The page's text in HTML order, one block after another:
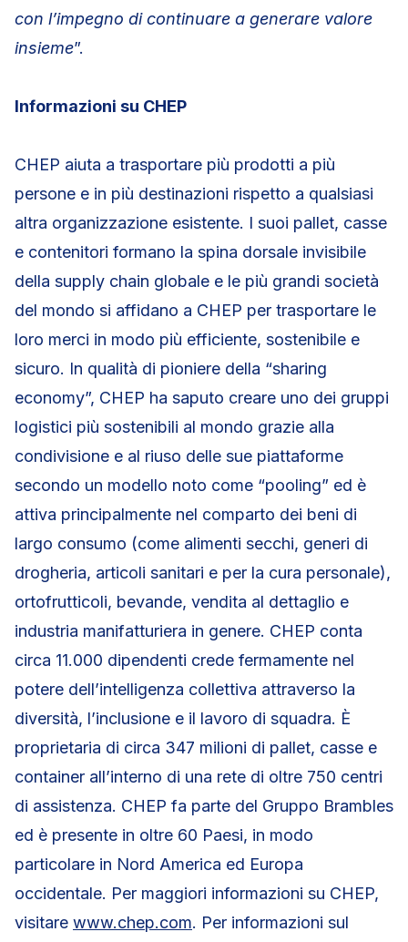
con l’impegno di continuare a generare valore
insieme”.
Informazioni su CHEP
CHEP aiuta a trasportare più prodotti a più
persone e in più destinazioni rispetto a qualsiasi
altra organizzazione esistente. I suoi pallet, casse
e contenitori formano la spina dorsale invisibile
della supply chain globale e le più grandi società
del mondo si affidano a CHEP per trasportare le
loro merci in modo più efficiente, sostenibile e
sicuro. In qualità di pioniere della “sharing
economy”, CHEP ha saputo creare uno dei gruppi
logistici più sostenibili al mondo grazie alla
condivisione e al riuso delle sue piattaforme
secondo un modello noto come “pooling” ed è
attiva principalmente nel comparto dei beni di
largo consumo (come alimenti secchi, generi di
drogheria, articoli sanitari e per la cura personale),
ortofrutticoli, bevande, vendita al dettaglio e
industria manifatturiera in genere. CHEP conta
circa 11.000 dipendenti crede fermamente nel
potere dell’intelligenza collettiva attraverso la
diversità, l’inclusione e il lavoro di squadra. È
proprietaria di circa 347 milioni di pallet, casse e
container all’interno di una rete di oltre 750 centri
di assistenza. CHEP fa parte del Gruppo Brambles
ed è presente in oltre 60 Paesi, in modo
particolare in Nord America ed Europa
occidentale. Per maggiori informazioni su CHEP,
visitare www.chep.com. Per informazioni sul